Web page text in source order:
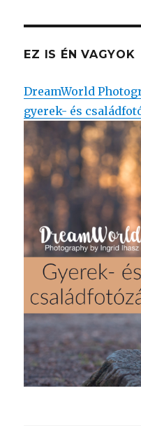
EZ IS ÉN VAGYOK
DreamWorld
gyerek- és